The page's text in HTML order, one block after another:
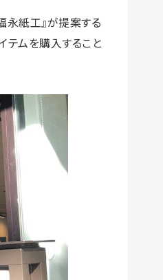
永紙工』が提案する
テムを購入すること